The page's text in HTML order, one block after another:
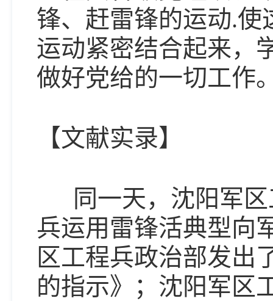
锋、赶雷锋的运动.
运动紧密结合起来，
做好党给的一切工作
【文献实录】
同一天，沈阳军区
兵运用雷锋活典型向
区工程兵政治部发出
的指示》；沈阳军区